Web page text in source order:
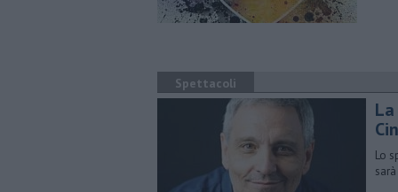
Spettacoli
Lo